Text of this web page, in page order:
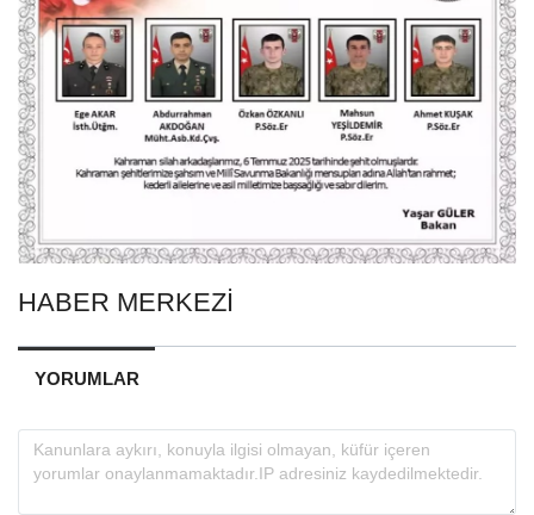
HABER MERKEZİ
YORUMLAR